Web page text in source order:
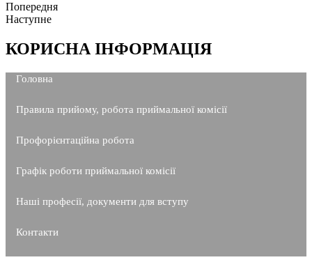
Попередня
Наступне
КОРИСНА ІНФОРМАЦІЯ
Головна
Правила прийому, робота приймальної комісії
Профорієнтаційна робота
Графік роботи приймальної комісії
Наші професії, документи для вступу
Контакти